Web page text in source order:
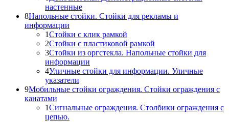
настенные
8Напольные стойки. Стойки для рекламы и
информации
1Стойки с клик рамкой
2Стойки с пластиковой рамкой
3Стойки из оргстекла. Напольные стойки для
информации
4Уличные стойки для информации. Уличные
указатели
9Мобильные стойки ограждения. Стойки ограждения с
канатами
1Сигнальные ограждения. Столбики ограждения с
цепью.